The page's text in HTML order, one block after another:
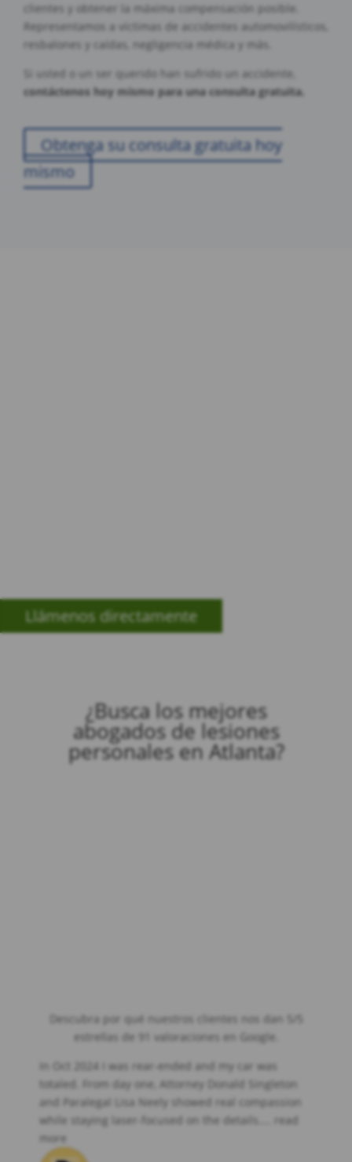
clientes y obtener la máxima compensación posible.
Representamos a víctimas de accidentes automovilísticos,
resbalones y caídas, negligencia médica y más.
Si usted o un ser querido han sufrido un accidente,
contáctenos hoy mismo para una consulta gratuita.
Obtenga su consulta gratuita hoy
mismo
Llámenos directamente
¿Busca los mejores
abogados de lesiones
personales en Atlanta?
Descubra por qué nuestros clientes nos dan 5/5
estrellas de 91 valoraciones en Google.
In Oct 2024 I was rear-ended and my car was
totaled. From day one, Attorney Donald Singleton
and Paralegal Lisa Neely showed real compassion
while staying laser-focused on the details.
... read
more